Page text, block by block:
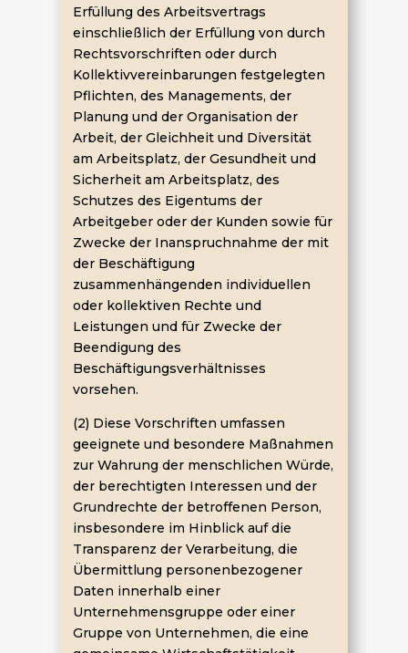
Erfüllung des Arbeitsvertrags
einschließlich der Erfüllung von durch
Rechtsvorschriften oder durch
Kollektivvereinbarungen festgelegten
Pflichten, des Managements, der
Planung und der Organisation der
Arbeit, der Gleichheit und Diversität
am Arbeitsplatz, der Gesundheit und
Sicherheit am Arbeitsplatz, des
Schutzes des Eigentums der
Arbeitgeber oder der Kunden sowie für
Zwecke der Inanspruchnahme der mit
der Beschäftigung
zusammenhängenden individuellen
oder kollektiven Rechte und
Leistungen und für Zwecke der
Beendigung des
Beschäftigungsverhältnisses
vorsehen.
(2) Diese Vorschriften umfassen
geeignete und besondere Maßnahmen
zur Wahrung der menschlichen Würde,
der berechtigten Interessen und der
Grundrechte der betroffenen Person,
insbesondere im Hinblick auf die
Transparenz der Verarbeitung, die
Übermittlung personenbezogener
Daten innerhalb einer
Unternehmensgruppe oder einer
Gruppe von Unternehmen, die eine